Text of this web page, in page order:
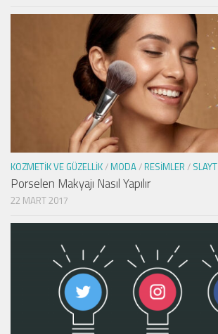
KOZMETIK VE GÜZELLIK/ MODA/ RESIMLER / SLAYT
Porselen Makyajı Nasıl Yapılır
22 MART 2017